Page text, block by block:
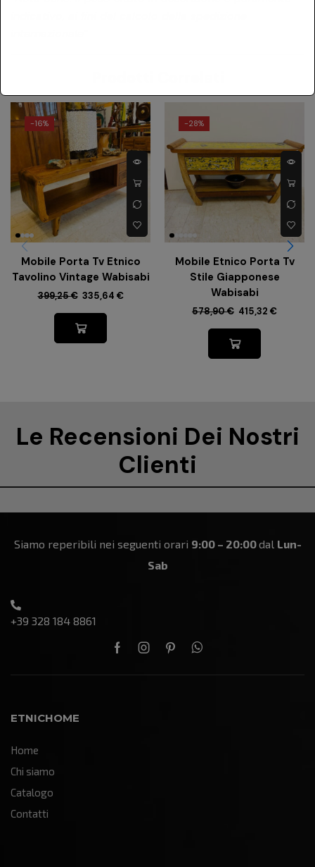
-16%
Mobile Porta Tv Etnico
Tavolino Vintage Wabisabi
399,25€ 335,64 €
-28%
Mobile Etnico Porta Tv
Stile Giapponese
Wabisabi
578,90€ 415,32 €
Le Recensioni Dei Nostri
Clienti
Siamo reperibili nei seguenti orari 9:00 – 20:00dal Lun-
Sab
+39 328 184 8861
ETNICHOME
Home
Chi siamo
Catalogo
Contatti